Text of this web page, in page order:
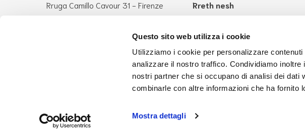
Questo sito web utilizza i cookie
Utilizziamo i cookie per personalizzare
analizzare il nostro traffico. Condividiamo
nostri partner che si occupano di analisi dei dati
combinarle con altre informazioni che ha fornito
Mostra dettagli
Rruga Camillo Cavour 31 - Firenze
Rreth nesh
Misioni
Stafi
UsaHello
ItaliaHello © 2020